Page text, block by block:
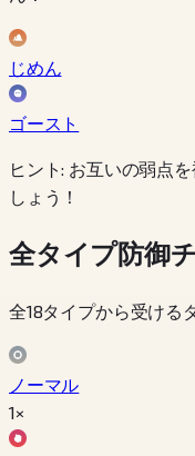
じめん
ゴースト
ヒント: お互いの弱点
しょう！
全タイプ防御
全18タイプから受ける
ノーマル
1×